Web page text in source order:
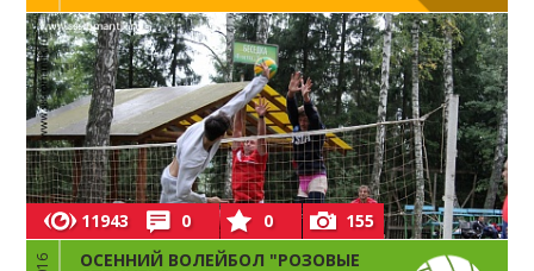
11943 0 0 155
ОСЕННИЙ ВОЛЕЙБОЛ "РОЗОВЫЕ